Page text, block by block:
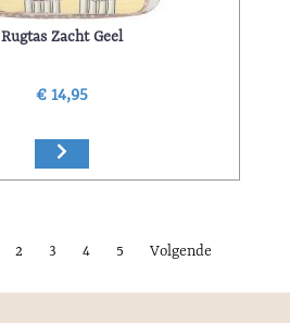
Rugtas Zacht Geel
€ 14,95
2 3 4 5 Volgende